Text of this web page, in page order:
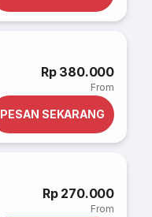
Rp 380.000
From
PESAN SEKARANG
Rp 270.000
From